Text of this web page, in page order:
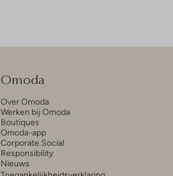
Omoda
Over Omoda
Werken bij Omoda
Boutiques
Omoda-app
Corporate Social
Responsibility
Nieuws